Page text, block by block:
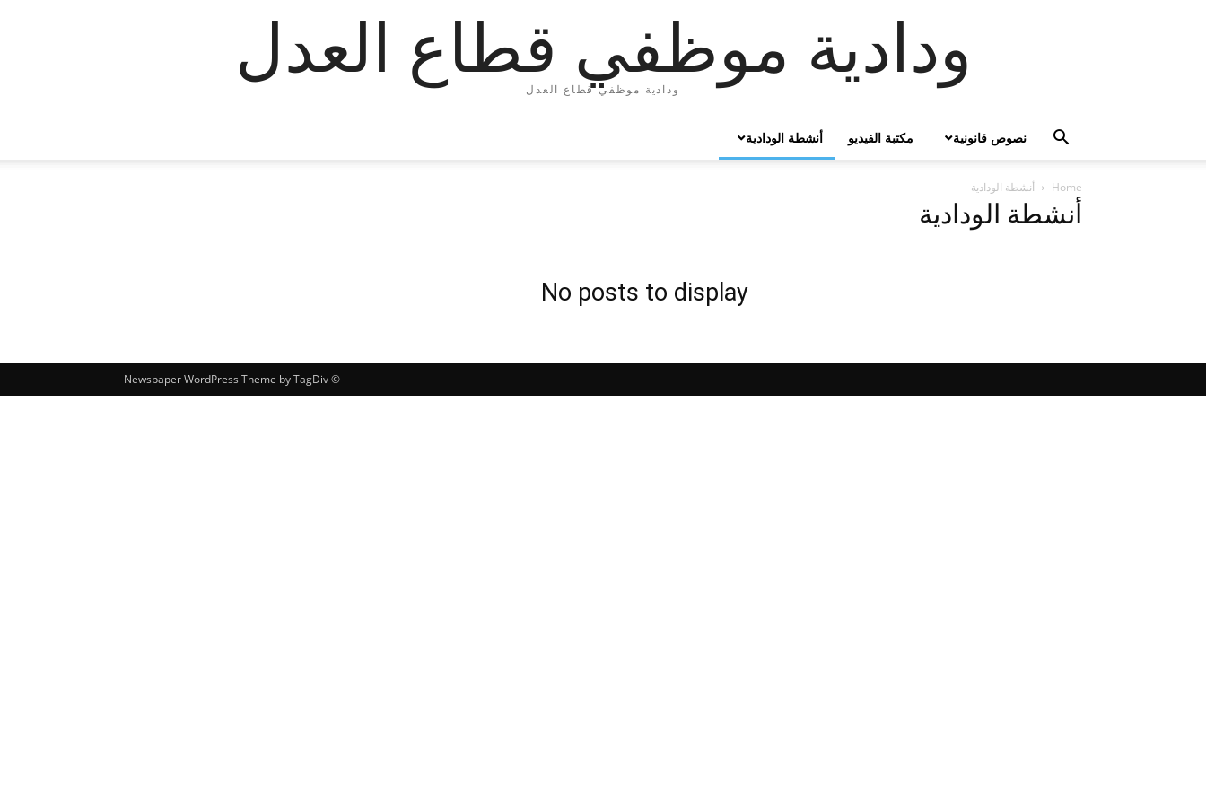
ودادية موظفي قطاع العدل
ودادية موظفي قطاع العدل
أنشطة الودادية مكتبة الفيديو نصوص قانونية
Home أنشطة الودادية
أنشطة الودادية
No posts to display
© Newspaper WordPress Theme by TagDiv